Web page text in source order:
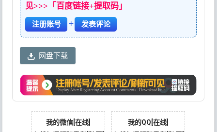
见>>>「百度链接+提取码」
注册账号 + 发表评论
网盘下载
我的微信[在线]
我的QQ[在线]